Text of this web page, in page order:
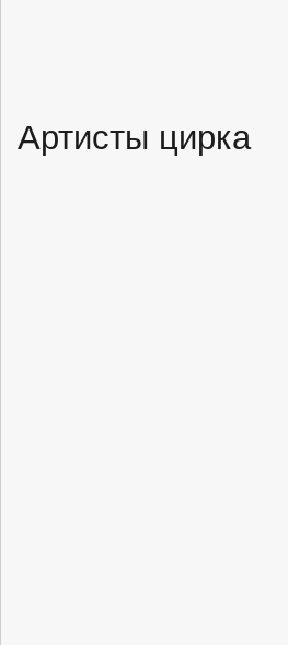
Артисты цирка